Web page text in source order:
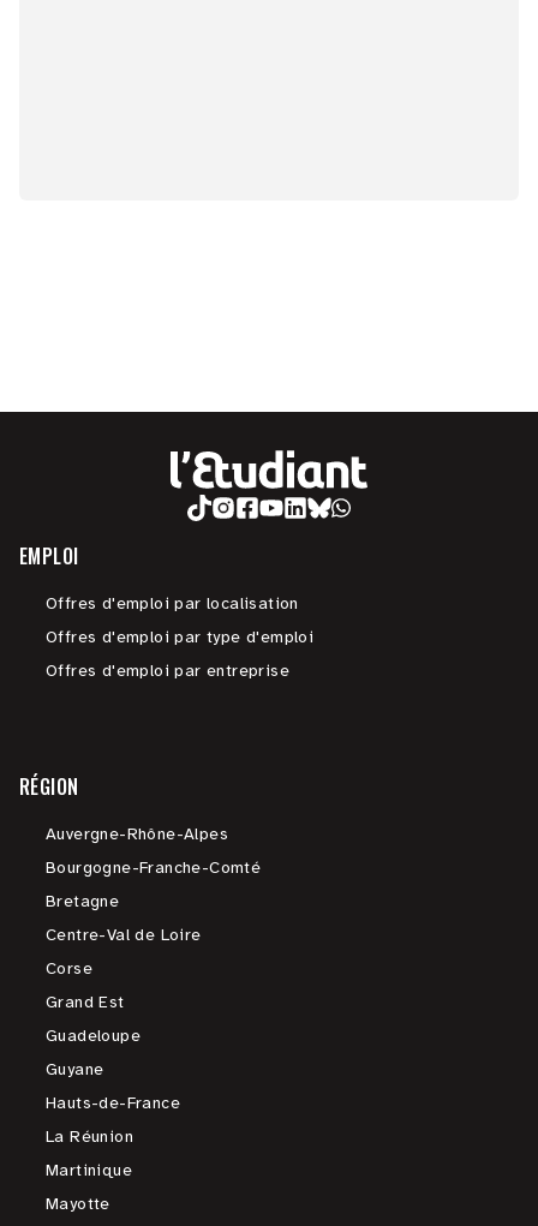
EMPLOI
Offres d'emploi par localisation
Offres d'emploi par type d'emploi
Offres d'emploi par entreprise
RÉGION
Auvergne-Rhône-Alpes
Bourgogne-Franche-Comté
Bretagne
Centre-Val de Loire
Corse
Grand Est
Guadeloupe
Guyane
Hauts-de-France
La Réunion
Martinique
Mayotte